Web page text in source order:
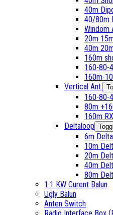
40m
40/80m
Windom
20m
40m
160m
160-80-
160m-
Vertical Ant.
160-80-
80m
160m
Deltaloop
6m
10m
20m
40m
80m
1:1 KW Curent Balun
Ugly Balun
Anten Switch